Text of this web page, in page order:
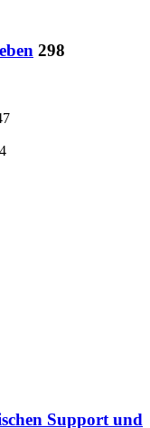
298
Support und